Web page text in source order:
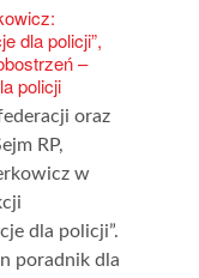
dla policji”,
–
policji
oraz
RP,
w
dla policji”.
poradnik dla